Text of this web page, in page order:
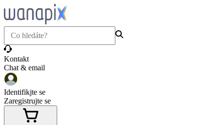
Kontakt
Chat & email
Identifikjte se
Zaregistrujte se